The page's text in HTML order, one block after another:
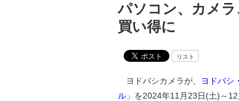
パソコン、カメ
買い得に
リスト
ヨドバシカメラが、 ヨドバシ
ル 」を2024年11月23日(土)～